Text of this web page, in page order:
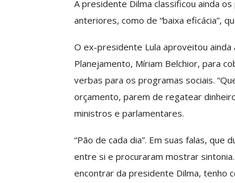
A presidente Dilma classificou ainda
anteriores, como de “baixa eficácia”,
O ex-presidente Lula aproveitou
Planejamento, Míriam Belchior, para
verbas para os programas sociais.
orçamento, parem de regatear
ministros e parlamentares.
“Pão de cada dia”. Em suas falas,
entre si e procuraram mostrar
encontrar da presidente Dilma, tenho